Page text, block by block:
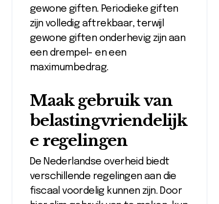
gewone giften. Periodieke giften
zijn volledig aftrekbaar, terwijl
gewone giften onderhevig zijn aan
een drempel- en een
maximumbedrag.
Maak gebruik van
belastingvriendelijk
e regelingen
De Nederlandse overheid biedt
verschillende regelingen aan die
fiscaal voordelig kunnen zijn. Door